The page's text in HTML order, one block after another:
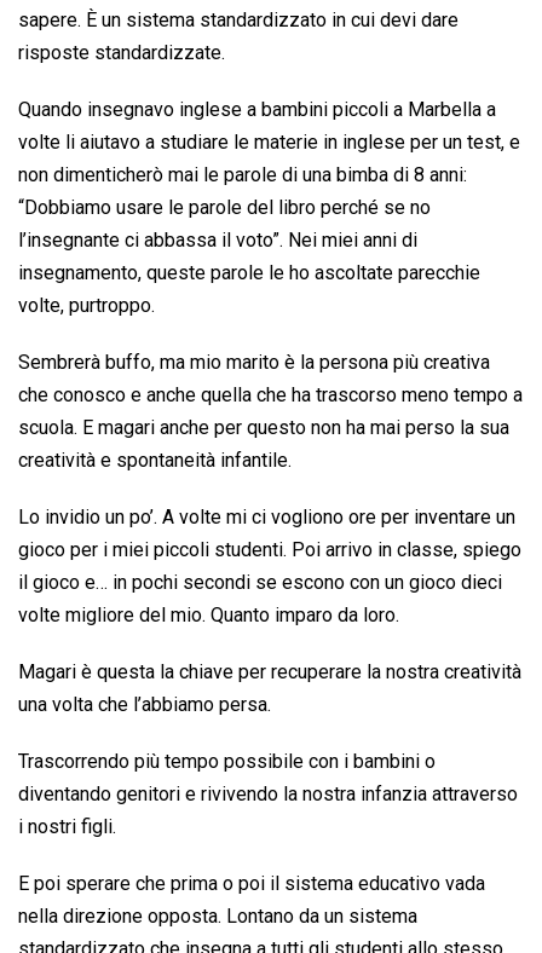
sapere. È un sistema standardizzato in cui devi dare
risposte standardizzate.
Quando insegnavo inglese a bambini piccoli a Marbella a
volte li aiutavo a studiare le materie in inglese per un test, e
non dimenticherò mai le parole di una bimba di 8 anni:
“Dobbiamo usare le parole del libro perché se no
l’insegnante ci abbassa il voto”. Nei miei anni di
insegnamento, queste parole le ho ascoltate parecchie
volte, purtroppo.
Sembrerà buffo, ma mio ​​marito è la persona più creativa
che conosco e anche quella che ha trascorso meno tempo a
scuola. E magari anche per questo non ha mai perso la sua
creatività e spontaneità infantile.
Lo invidio un po’. A volte mi ci vogliono ore per inventare un
gioco per i miei piccoli studenti. Poi arrivo in classe, spiego
il gioco e… in pochi secondi se escono con un gioco dieci
volte migliore del mio. Quanto imparo da loro.
Magari è questa la chiave per recuperare la nostra creatività
una volta che l’abbiamo persa.
Trascorrendo più tempo possibile con i bambini o
diventando genitori e rivivendo la nostra infanzia attraverso
i nostri figli.
E poi sperare che prima o poi il sistema educativo vada
nella direzione opposta. Lontano da un sistema